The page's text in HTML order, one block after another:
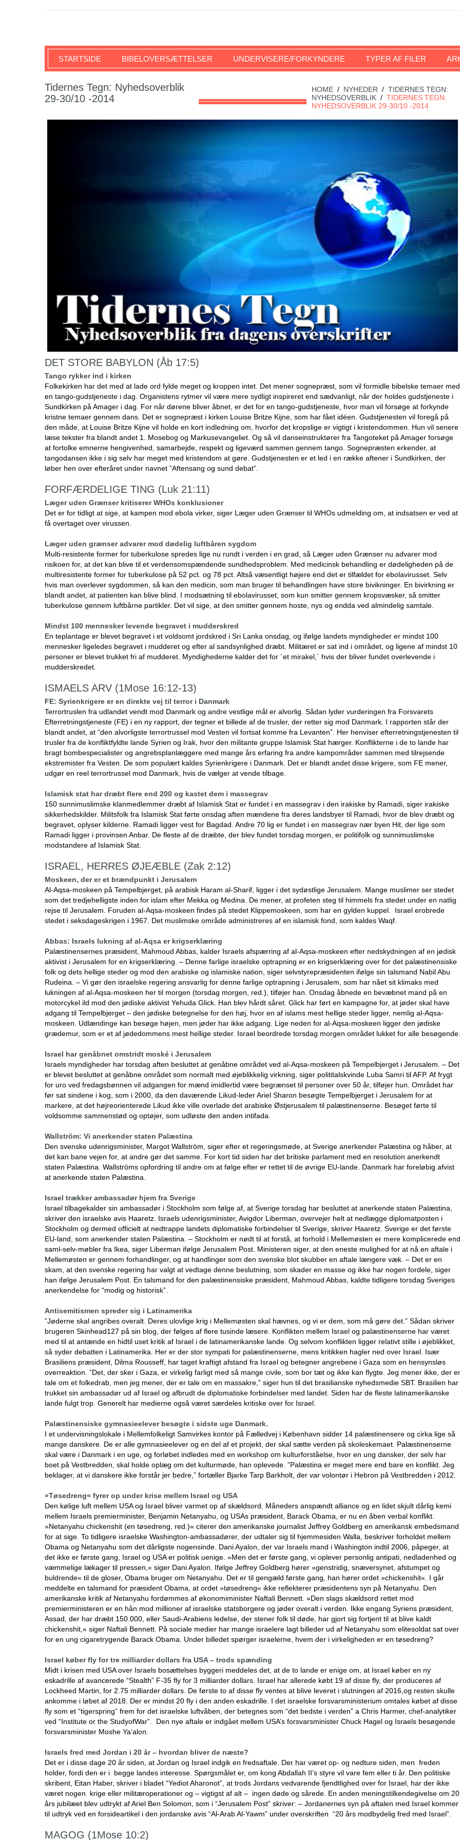
SKRIFTEN
STARTSIDE BIBELOVERSÆTTELSER UNDERVISERE/FORKYNDERE TYPER AF FILER
HOME / NYHEDER / TIDERNES TEGN:
NYHEDSOVERBLIK / TIDERNES TEGN:
NYHEDSOVERBLIK 29-30/10 -2014
Tidernes Tegn: Nyhedsoverblik
29-30/10 -2014
DET STORE BABYLON (Åb 17:5)
Tango rykker ind i kirken
Folkekirken har det med at lade ord fylde meget og kroppen intet. Det mener sognepræst, som vil formidle bibelske temaer med
en tango-gudstjeneste i dag. Organistens rytmer vil være mere sydligt inspireret end sædvanligt, når der holdes gudstjeneste i
Sundkirken på Amager i dag. For når dørene bliver åbnet, er det for en tango-gudstjeneste, hvor man vil forsøge at forkynde
kristne temaer gennem dans. Det er sognepræst i kirken Louise Britze Kijne, som har fået idéen. Gudstjenesten vil foregå på
den måde, at Louise Britze Kijne vil holde en kort indledning om, hvorfor det kropslige er vigtigt i kristendommen. Hun vil senere
læse tekster fra blandt andet 1. Mosebog og Markusevangeliet. Og så vil danseinstruktører fra Tangoteket på Amager forsøge
at fortolke emnerne hengivenhed, samarbejde, respekt og ligeværd sammen gennem tango. Sognepræsten erkender, at
tangodansen ikke i sig selv har meget med kristendom at gøre. Gudstjenesten er et led i en række aftener i Sundkirken, der
løber hen over efteråret under navnet ”Aftensang og sund debat”.
FORFÆRDELIGE TING (Luk 21:11)
Læger uden Grænser kritiserer WHOs konklusioner
Det er for tidligt at sige, at kampen mod ebola virker, siger Læger uden Grænser til WHOs udmelding om, at indsatsen er ved at
få overtaget over virussen.
Læger uden grænser advarer mod dødelig luftbåren sygdom
Multi-resistente former for tuberkulose spredes lige nu rundt i verden i en grad, så Læger uden Grænser nu advarer mod
risikoen for, at det kan blive til et verdensomspændende sundhedsproblem. Med medicinsk behandling er dødeligheden på de
multiresistente former for tuberkulose på 52 pct. og 78 pct. Altså væsentligt højere end det er tilfældet for ebolavirusset. Selv
hvis man overlever sygdommen, så kan den medicin, som man bruger til behandlingen have store bivikninger. En bivirkning er
blandt andet, at patienten kan blive blind. I modsætning til ebolavirusset, som kun smitter gennem kropsvæsker, så smitter
tuberkulose gennem luftbårne partikler. Det vil sige, at den smitter gennem hoste, nys og endda ved almindelig samtale.
Mindst 100 mennesker levende begravet i mudderskred
En teplantage er blevet begravet i et voldsomt jordskred i Sri Lanka onsdag, og ifølge landets myndigheder er mindst 100
mennesker ligeledes begravet i mudderet og efter al sandsynlighed dræbt. Militæret er sat ind i området, og ligene af mindst 10
personer er blevet trukket fri af mudderet. Myndighederne kalder det for ´et mirakel,´ hvis der bliver fundet overlevende i
mudderskredet.
ISMAELS ARV (1Mose 16:12-13)
FE: Syrienkrigere er en direkte vej til terror i Danmark
Terrortruslen fra udlandet vendt mod Danmark og andre vestlige mål er alvorlig. Sådan lyder vurderingen fra Forsvarets
Efterretningstjeneste (FE) i en ny rapport, der tegner et billede af de trusler, der retter sig mod Danmark. I rapporten står der
blandt andet, at “den alvorligste terrortrussel mod Vesten vil fortsat komme fra Levanten”. Her henviser efterretningstjenesten til
trusler fra de konfliktfyldte lande Syrien og Irak, hvor den militante gruppe Islamisk Stat hærger. Konflikterne i de to lande har
bragt bombespecialister og angrebsplanlæggere med mange års erfaring fra andre kampområder sammen med tilrejsende
ekstremister fra Vesten. De som populært kaldes Syrienkrigere i Danmark. Det er blandt andet disse krigere, som FE mener,
udgør en reel terrortrussel mod Danmark, hvis de vælger at vende tilbage.
Islamisk stat har dræbt flere end 200 og kastet dem i massegrav
150 sunnimuslimske klanmedlemmer dræbt af Islamisk Stat er fundet i en massegrav i den irakiske by Ramadi, siger irakiske
sikkerhedskilder. Militsfolk fra Islamisk Stat førte onsdag aften mændene fra deres landsbyer til Ramadi, hvor de blev dræbt og
begravet, oplyser kilderne. Ramadi ligger vest for Bagdad. Andre 70 lig er fundet i en massegrav nær byen Hit, der lige som
Ramadi ligger i provinsen Anbar. De fleste af de dræbte, der blev fundet torsdag morgen, er politifolk og sunnimuslimske
modstandere af Islamisk Stat.
ISRAEL, HERRES ØJEÆBLE (Zak 2:12)
Moskeen, der er et brændpunkt i Jerusalem
Al-Aqsa-moskeen på Tempelbjerget, på arabisk Haram al-Sharif, ligger i det sydøstlige Jerusalem. Mange muslimer ser stedet
som det tredjehelligste inden for islam efter Mekka og Medina. De mener, at profeten steg til himmels fra stedet under en natlig
rejse til Jerusalem. Foruden al-Aqsa-moskeen findes på stedet Klippemoskeen, som har en gylden kuppel. Israel erobrede
stedet i seksdageskrigen i 1967. Det muslimske område administreres af en islamisk fond, som kaldes Waqf.
Abbas: Israels lukning af al-Aqsa er krigserklæring
Palæstinensernes præsident, Mahmoud Abbas, kalder Israels afspærring af al-Aqsa-moskeen efter nedskydningen af en jødisk
aktivist i Jerusalem for en krigserklæring. – Denne farlige israelske optrapning er en krigserklæring over for det palæstinensiske
folk og dets hellige steder og mod den arabiske og islamiske nation, siger selvstyrepræsidenten ifølge sin talsmand Nabil Abu
Rudeina. – Vi gør den israelske regering ansvarlig for denne farlige optrapning i Jerusalem, som har nået sit klimaks med
lukningen af al-Aqsa-moskeen her til morgen (torsdag morgen, red.), tilføjer han. Onsdag åbnede en bevæbnet mand på en
motorcykel ild mod den jødiske aktivist Yehuda Glick. Han blev hårdt såret. Glick har ført en kampagne for, at jøder skal have
adgang til Tempelbjerget – den jødiske betegnelse for den høj, hvor en af islams mest hellige steder ligger, nemlig al-Aqsa-
moskeen. Udlændinge kan besøge højen, men jøder har ikke adgang. Lige neden for al-Aqsa-moskeen ligger den jødiske
grædemur, som er et af jødedommens mest hellige steder. Israel beordrede torsdag morgen området lukket for alle besøgende.
Israel har genåbnet omstridt moské i Jerusalem
Israels myndigheder har torsdag aften besluttet at genåbne området ved al-Aqsa-moskeen på Tempelbjerget i Jerusalem. – Det
er blevet besluttet at genåbne området som normalt med øjeblikkelig virkning, siger polititalskvinde Luba Samri til AFP. Af frygt
for uro ved fredagsbønnen vil adgangen for mænd imidlertid være begrænset til personer over 50 år, tilføjer hun. Området har
før sat sindene i kog, som i 2000, da den daværende Likud-leder Ariel Sharon besøgte Tempelbjerget i Jerusalem for at
markere, at det højreorienterede Likud ikke ville overlade det arabiske Østjerusalem til palæstinenserne. Besøget førte til
voldsomme sammenstød og optøjer, som udløste den anden intifada.
Wallström: Vi anerkender staten Palæstina
Den svenske udenrigsminister, Margot Wallström, siger efter et regeringsmøde, at Sverige anerkender Palæstina og håber, at
det kan bane vejen for, at andre gør det samme. For kort tid siden har det britiske parlament med en resolution anerkendt
staten Palæstina. Wallströms opfordring til andre om at følge efter er rettet til de øvrige EU-lande. Danmark har foreløbig afvist
at anerkende staten Palæstina.
Israel trækker ambassadør hjem fra Sverige
Israel tilbagekalder sin ambassadør i Stockholm som følge af, at Sverige torsdag har besluttet at anerkende staten Palæstina,
skriver den israelske avis Haaretz. Israels udenrigsminister, Avigdor Liberman, overvejer helt at nedlægge diplomatposten i
Stockholm og dermed officielt at nedtrappe landets diplomatiske forbindelser til Sverige, skriver Haaretz. Sverige er det første
EU-land, som anerkender staten Palæstina. – Stockholm er nødt til at forstå, at forhold i Mellemøsten er mere komplicerede end
saml-selv-møbler fra Ikea, siger Liberman ifølge Jerusalem Post. Ministeren siger, at den eneste mulighed for at nå en aftale i
Mellemøsten er gennem forhandlinger, og at handlinger som den svenske blot skubber en aftale længere væk. – Det er en
skam, at den svenske regering har valgt at vedtage denne beslutning, som skader en masse og ikke har nogen fordele, siger
han ifølge Jerusalem Post. En talsmand for den palæstinensiske præsident, Mahmoud Abbas, kaldte tidligere torsdag Sveriges
anerkendelse for “modig og historisk”.
Antisemitismen spreder sig i Latinamerika
”Jøderne skal angribes overalt. Deres ulovlige krig i Mellemøsten skal hævnes, og vi er dem, som må gøre det.” Sådan skriver
brugeren Skinhead127 på sin blog, der følges af flere tusinde læsere. Konflikten mellem Israel og palæstinenserne har været
med til at antænde en hidtil uset kritik af Israel i de latinamerikanske lande. Og selvom konflikten ligger relativt stille i øjeblikket,
så syder debatten i Latinamerika. Her er der stor sympati for palæstinenserne, mens kritikken hagler ned over Israel. Især
Brasiliens præsident, Dilma Rousseff, har taget kraftigt afstand fra Israel og betegner angrebene i Gaza som en hensynsløs
overreaktion. ”Det, der sker i Gaza, er virkelig farligt med så mange civile, som bor tæt og ikke kan flygte. Jeg mener ikke, der er
tale om et folkedrab, men jeg mener, der er tale om en massakre,” siger hun til det brasilianske nyhedsmedie SBT. Brasilien har
trukket sin ambassadør ud af Israel og afbrudt de diplomatiske forbindelser med landet. Siden har de fleste latinamerikanske
lande fulgt trop. Generelt har medierne også været særdeles kritiske over for Israel.
Palæstinensiske gymnasieelever besøgte i sidste uge Danmark.
I et undervisningslokale i Mellemfolkeligt Samvirkes kontor på Fælledvej i København sidder 14 palæstinensere og cirka lige så
mange danskere. De er alle gymnasieelever og en del af et projekt, der skal sætte verden på skoleskemaet. Palæstinenserne
skal være i Danmark i en uge, og forløbet indledes med en workshop om kulturforståelse, hvor en ung dansker, der selv har
boet på Vestbredden, skal holde oplæg om det kulturmøde, han oplevede. ”Palæstina er meget mere end bare en konflikt. Jeg
beklager, at vi danskere ikke forstår jer bedre,” fortæller Bjarke Tarp Barkholt, der var volontør i Hebron på Vestbredden i 2012.
»Tøsedreng« fyrer op under krise mellem Israel og USA
Den kølige luft mellem USA og Israel bliver varmet op af skældsord. Måneders anspændt alliance og en lidet skjult dårlig kemi
mellem Israels premierminister, Benjamin Netanyahu, og USAs præsident, Barack Obama, er nu en åben verbal konflikt.
»Netanyahu chickenshit (en tøsedreng, red.)« citerer den amerikanske journalist Jeffrey Goldberg en amerikansk embedsmand
for at sige. To tidligere israelske Washington-ambassadører, der udtaler sig til hjemmesiden Walla, beskriver forholdet mellem
Obama og Netanyahu som det dårligste nogensinde. Dani Ayalon, der var Israels mand i Washington indtil 2006, påpeger, at
det ikke er første gang, Israel og USA er politisk uenige. »Men det er første gang, vi oplever personlig antipati, nedladenhed og
væmmelige lækager til pressen,« siger Dani Ayalon. Ifølge Jeffrey Goldberg hører »genstridig, snæversynet, afstumpet og
buldrende« til de gloser, Obama bruger om Netanyahu. Det er til gengæld første gang, han hører ordet »chickenshit«. I går
meddelte en talsmand for præsident Obama, at ordet »tøsedreng« ikke reflekterer præsidentens syn på Netanyahu. Den
amerikanske kritik af Netanyahu fordømmes af økonomiminister Naftali Bennett. »Den slags skældsord rettet mod
premierministeren er en hån mod millioner af israelske statsborgere og jøder overalt i verden. Ikke engang Syriens præsident,
Assad, der har dræbt 150.000, eller Saudi-Arabiens ledelse, der stener folk til døde, har gjort sig fortjent til at blive kaldt
chickenshit,« siger Naftali Bennett. På sociale medier har mange israelere lagt billeder ud af Netanyahu som elitesoldat sat over
for en ung cigaretrygende Barack Obama. Under billedet spørger israelerne, hvem der i virkeligheden er en tøsedreng?
Israel køber fly for tre milliarder dollars fra USA – trods spænding
Midt i krisen med USA over Israels bosættelses byggeri meddeles det, at de to lande er enige om, at Israel køber en ny
eskadrille af avancerede “Stealth” F-35 fly for 3 milliarder dollars. Israel har allerede købt 19 af disse fly, der produceres af
Lockheed Martin, for 2.75 milliarder dollars. De første to af disse fly ventes at blive leveret i slutningen af 2016,og resten skulle
ankomme i løbet af 2018. Der er mindst 20 fly i den anden eskadrille. I det israelske forsvarsministerium omtales købet af disse
fly som et “tigerspring” frem for det israelske luftvåben, der betegnes som “det bedste i verden” a Chris Harmer, chef-analytiker
ved “Institute or the StudyofWar”. Den nye aftale er indgået mellem USA’s forsvarsminister Chuck Hagel og Israels besøgende
forsvarsminister Moshe Ya’alon.
Israels fred med Jordan i 20 år – hvordan bliver de næste?
Det er i disse dage 20 år siden, at Jordan og Israel indgik en fredsaftale. Der har været op- og nedture siden, men freden
holder, fordi den er i begge landes interesse. Spørgsmålet er, om kong Abdallah II’s styre vil vare fem eller ti år. Den politiske
skribent, Eitan Haber, skriver i bladet “Yediot Aharonot”, at trods Jordans vedvarende fjendtlighed over for Israel, har der ikke
været nogen krige eller militæroperationer og – vigtigst af alt – ingen døde og sårede. En anden meningstilkendegivelse om 20
års jubilæet blev udtrykt af Ariel Ben Solomon, som i “Jerusalem Post” skriver: – Jordanernes syn på aftalen med Israel kommer
til udtryk ved en forsideartikel i den jordanske avis “Al-Arab Al-Yawm” under overskriften “20 års modbydelig fred med Israel”.
MAGOG (1Mose 10:2)